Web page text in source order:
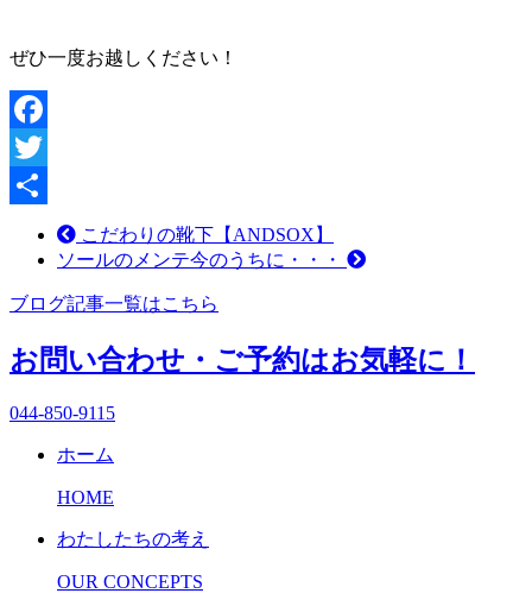
ぜひ一度お越しください！
Facebook
Twitter
こだわりの靴下【ANDSOX】
ソールのメンテ今のうちに・・・
ブログ記事一覧はこちら
お問い合わせ・ご予約はお気軽に！
044-850-9115
ホーム
HOME
わたしたちの考え
OUR CONCEPTS